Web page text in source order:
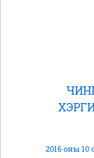
2016 оны 10